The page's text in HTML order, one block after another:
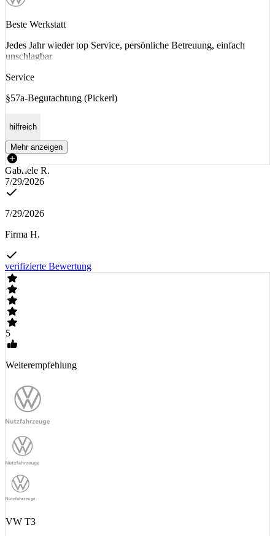
Beste Werkstatt
Jedes Jahr wieder top Service, persönliche Betreuung, einfach
unschlagbar
Service
§57a-Begutachtung (Pickerl)
hilfreich
Mehr anzeigen
Gabriele R.
7/29/2026
7/29/2026
Firma H.
verifizierte Bewertung
5
Weiterempfehlung
VW T3